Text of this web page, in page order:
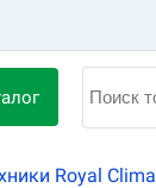
Royal Clima